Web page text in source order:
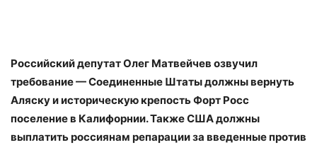
Российский депутат Олег Матвейчев озвучил
требование — Соединенные Штаты должны вернуть
Аляску и историческую крепость Форт Росс
поселение в Калифорнии. Также США должны
выплатить россиянам репарации за введенные против